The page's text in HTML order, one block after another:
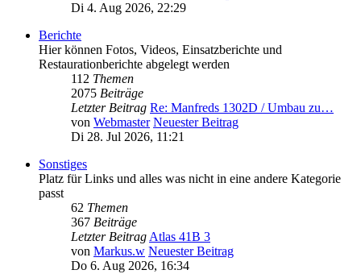
Di 4. Aug 2026, 22:29
Berichte
Hier können Fotos, Videos, Einsatzberichte und
Restaurationberichte abgelegt werden
112 Themen
2075 Beiträge
Letzter Beitrag Re: Manfreds 1302D / Umbau zu…
von Webmaster Neuester Beitrag
Di 28. Jul 2026, 11:21
Sonstiges
Platz für Links und alles was nicht in eine andere Kategorie
passt
62 Themen
367 Beiträge
Letzter BeitragAtlas 41B 3
von Markus.w Neuester Beitrag
Do 6. Aug 2026, 16:34